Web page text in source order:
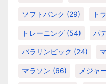
ソフトバンク (29) ト
トレーニング (54) パ
パラリンピック (24)
マラソン (66) メジャ